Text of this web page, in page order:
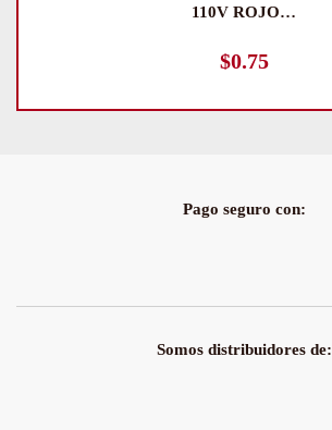
PULL
$5.99
Pago seguro con:
Somos distribuidores de: